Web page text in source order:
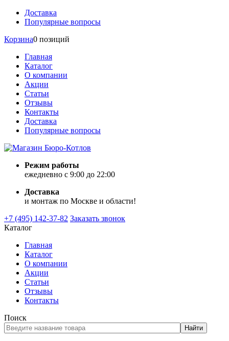
Доставка
Популярные вопросы
Корзина0 позиций
Главная
Каталог
О компании
Акции
Статьи
Отзывы
Контакты
Доставка
Популярные вопросы
Режим работы
ежедневно с 9:00 до 22:00
Доставка
и монтаж по Москве и области!
+7 (495) 142-37-82 Заказать звонок
Каталог
Главная
Каталог
О компании
Акции
Статьи
Отзывы
Контакты
Поиск
Найти